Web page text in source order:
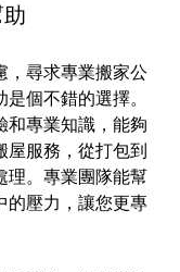
，尋求專業搬家公
個不錯的選擇。
和專業知識，能夠
屋服務，從打包到
理。專業團隊能幫
的壓力，讓您更專